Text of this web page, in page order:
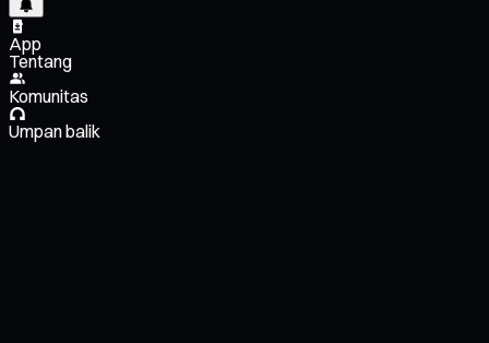
App
Tentang
Komunitas
Umpan balik